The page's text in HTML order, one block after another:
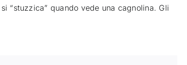
“stuzzica” quando vede una cagnolina. Gli